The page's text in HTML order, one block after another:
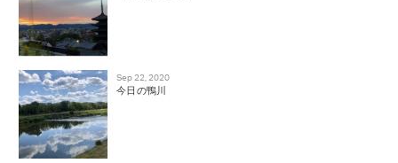
Sep 22, 2020
今日の鴨川